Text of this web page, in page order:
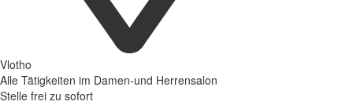
Vlotho
Alle Tätigkeiten im Damen-und Herrensalon
Stelle frei zu sofort